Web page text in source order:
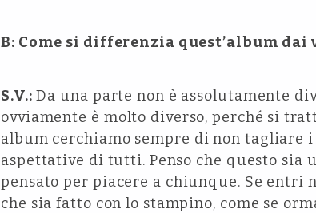
B: Come si differenzia quest’album
S.V.: Da una parte non è assolutamente
ovviamente è molto diverso, perché si
album cerchiamo sempre di non tagliare
aspettative di tutti. Penso che questo sia
pensato per piacere a chiunque. Se entri
che sia fatto con lo stampino, come se